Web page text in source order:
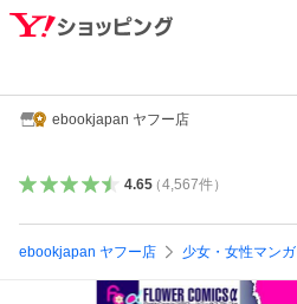
ebookjapan ヤフー店
4.65（4,567件）
ebookjapan ヤフー店 少女・女性マンガ